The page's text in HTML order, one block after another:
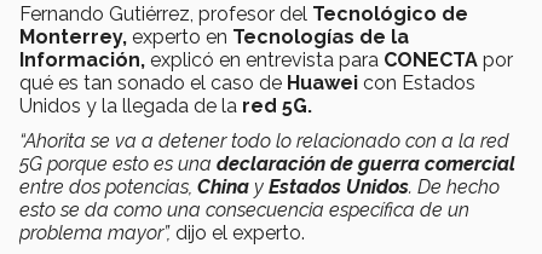
Fernando Gutiérrez, profesor del Tecnológico de
Monterrey, experto en Tecnologías de la
Información, explicó en entrevista para CONECTA por
qué es tan sonado el caso de Huawei con Estados
Unidos y la llegada de la red 5G.
“Ahorita se va a detener todo lo relacionado con a la red
5G porque esto es una declaración de guerra comercial
entre dos potencias, China y Estados Unidos. De hecho
esto se da como una consecuencia específica de un
problema mayor”, dijo el experto.